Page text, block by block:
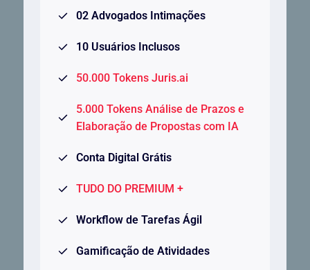
02 Advogados Intimações
10 Usuários Inclusos
50.000 Tokens Juris.ai
5.000 Tokens Análise de Prazos e
Elaboração de Propostas com IA
Conta Digital Grátis
TUDO DO PREMIUM +
Workflow de Tarefas Ágil
Gamificação de Atividades